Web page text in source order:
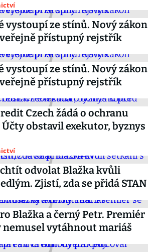
vystoupí ze stínů. Nový zákon
přístupný rejstřík
vystoupí ze stínů. Nový zákon
přístupný rejstřík
Czech žádá o ochranu
obstavil exekutor, byznys
odvolat Blažka kvůli
Zjistí, zda se přidá STAN
Blažka a černý Petr. Premiér
nemusel vytáhnout mariáš